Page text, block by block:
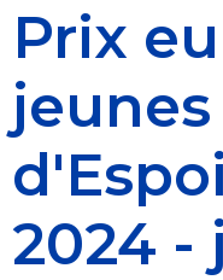
Prix
2024 -